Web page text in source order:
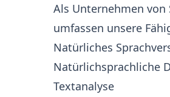
Als Unternehmen
umfassen unsere
Natürliches
Natürlichsprachliche
Textanalyse